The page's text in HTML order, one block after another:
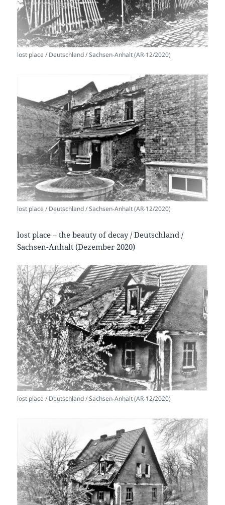
lost place / Deutschland / Sachsen-Anhalt (AR-12/2020)
lost place / Deutschland / Sachsen-Anhalt (AR-12/2020)
lost place – the beauty of decay / Deutschland /
Sachsen-Anhalt (Dezember 2020)
lost place / Deutschland / Sachsen-Anhalt (AR-12/2020)